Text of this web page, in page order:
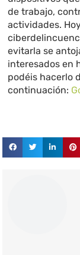
de trabajo,
actividades.
evitarla se
interesados en
podéis hacerlo
continuación: